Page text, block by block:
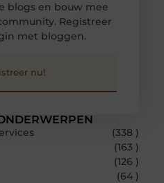
(338 )
(163 )
(126 )
(64 )
blogs en bouw mee
Registreer
met bloggen.
nu!